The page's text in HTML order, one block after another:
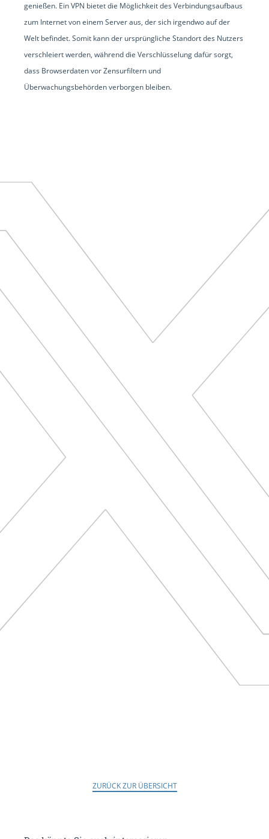
genießen. Ein VPN bietet die Möglichkeit des Verbindungsaufbaus
zum Internet von einem Server aus, der sich irgendwo auf der
Welt befindet. Somit kann der ursprüngliche Standort des Nutzers
verschleiert werden, während die Verschlüsselung dafür sorgt,
dass Browserdaten vor Zensurfiltern und
Überwachungsbehörden verborgen bleiben.
ZURÜCK ZUR ÜBERSICHT